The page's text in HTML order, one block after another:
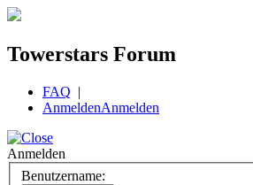
Towerstars Forum
FAQ |
AnmeldenAnmelden
Anmelden
Benutzername: